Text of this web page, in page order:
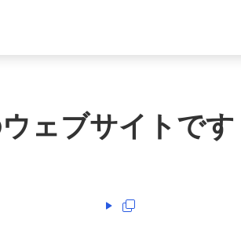
ウェブサイトです